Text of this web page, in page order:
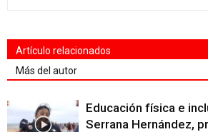
Artículo relacionados
Más del autor
Educación física e
Serrana Hernández,